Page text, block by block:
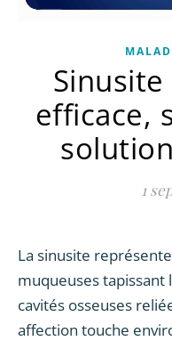
efficace,
1
La sinusite représente une inflammation des
muqueuses tapissant
cavités osseuses
affection touche